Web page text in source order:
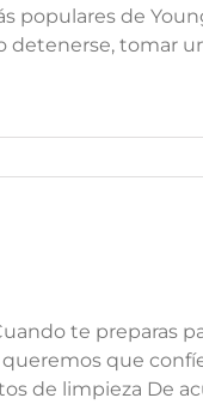
populares de
tomar
te preparas
que
de limpieza De